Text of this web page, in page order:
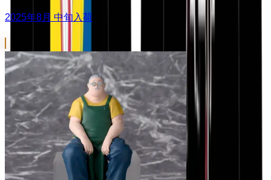
2025年8月 中旬入荷